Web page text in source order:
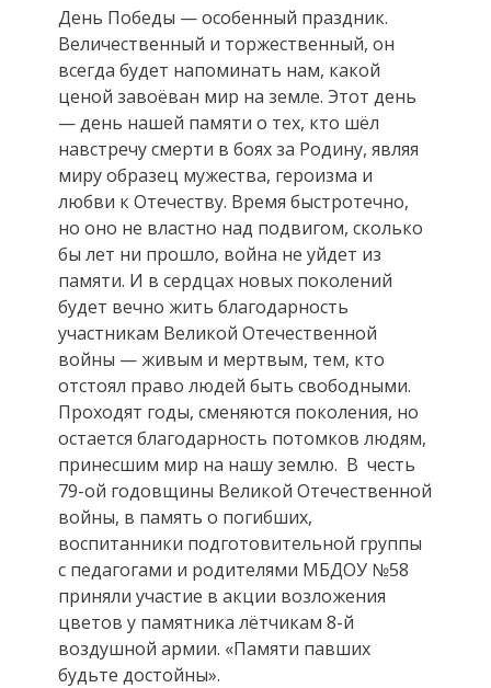
День Победы — особенный праздник.
Величественный и торжественный, он
всегда будет напоминать нам, какой
ценой завоёван мир на земле. Этот день
— день нашей памяти о тех, кто шёл
навстречу смерти в боях за Родину, являя
миру образец мужества, героизма и
любви к Отечеству. Время быстротечно,
но оно не властно над подвигом, сколько
бы лет ни прошло, война не уйдет из
памяти. И в сердцах новых поколений
будет вечно жить благодарность
участникам Великой Отечественной
войны — живым и мертвым, тем, кто
отстоял право людей быть свободными.
Проходят годы, сменяются поколения, но
остается благодарность потомков людям,
принесшим мир на нашу землю. В честь
79-ой годовщины Великой Отечественной
войны, в память о погибших,
воспитанники подготовительной группы
с педагогами и родителями МБДОУ №58
приняли участие в акции возложения
цветов у памятника лётчикам 8-й
воздушной армии. «Памяти павших
будьте достойны».